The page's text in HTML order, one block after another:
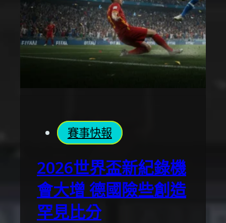
賽事快報
2026世界盃新紀錄機
會大增 德國險些創造
罕見比分